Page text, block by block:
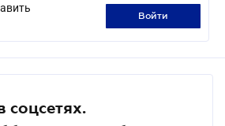
войти
соцсетях.